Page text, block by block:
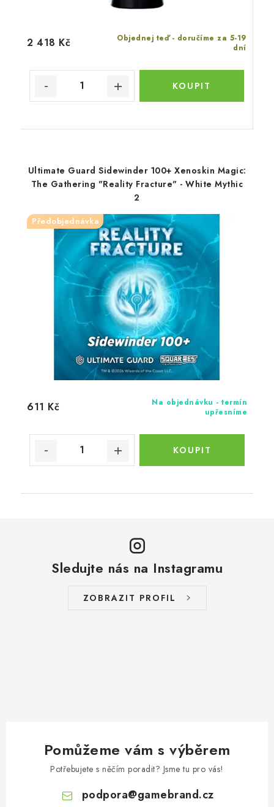
Objednej teď - doručíme za 5-19
dní
2 418 Kč
Ultimate Guard Sidewinder 100+ Xenoskin Magic:
The Gathering "Reality Fracture" - White Mythic
2
Předobjednávka
Na objednávku - termín
upřesníme
611 Kč
Sledujte nás na Instagramu
ZOBRAZIT PROFIL
Pomůžeme vám s výběrem
Potřebujete s něčím poradit? Jsme tu pro vás!
podpora@gamebrand.cz